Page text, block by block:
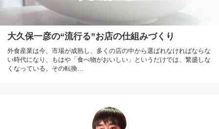
大久保一彦の“流行る”お店の仕組みづくり
外食産業は今、市場が成熟し、多くの店の中から選ばれなければならな
い時代になり、もはや「食べ物がおいしい」というだけでは、繁盛しな
くなっている。その転換…